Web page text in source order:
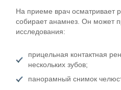
На приеме врач осматривает
собирает анамнез. Он может
исследования:
прицельная контактная
нескольких зубов;
панорамный снимок